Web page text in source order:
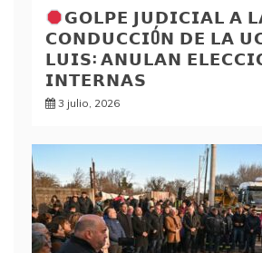
𝗚𝗢𝗟𝗣𝗘 𝗝𝗨𝗗𝗜𝗖𝗜𝗔𝗟 𝗔
𝗖𝗢𝗡𝗗𝗨𝗖𝗖𝗜Ó𝗡 𝗗𝗘 𝗟𝗔
𝗟𝗨𝗜𝗦: 𝗔𝗡𝗨𝗟𝗔𝗡
𝗜𝗡𝗧𝗘𝗥𝗡𝗔𝗦
3 julio, 2026